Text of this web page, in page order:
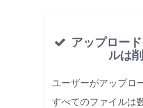
アップロー
ルは
ユーザーがアップロ
すべてのファイルは